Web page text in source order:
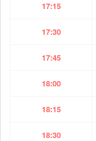
17:15
17:30
17:45
18:00
18:15
18:30